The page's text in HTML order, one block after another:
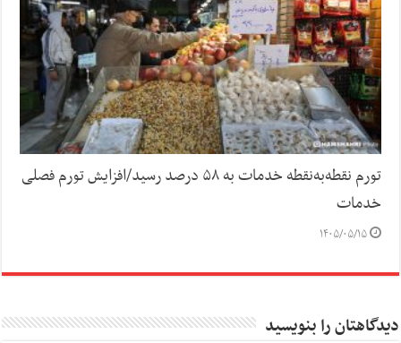
تورم نقطه‌به‌نقطه خدمات به ۵۸ درصد رسید/افزایش تورم فصلی
خدمات
۱۴۰۵/۰۵/۱۵
دیدگاهتان را بنویسید